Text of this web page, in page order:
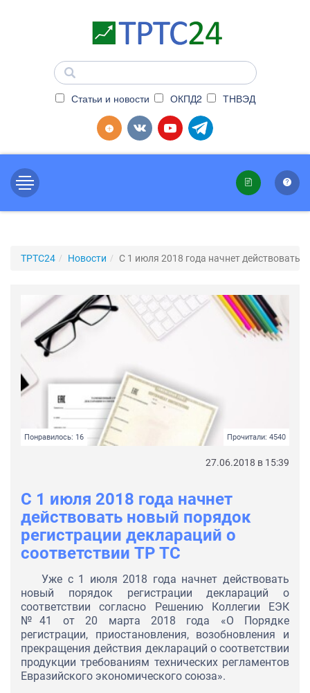
Статьи и новости ОКПД2 ТНВЭД
ТРТС24 Новости C 1 июля 2018 года начнет действовать
Понравилось: 16 Прочитали: 4540
27.06.2018 в 15:39
C 1 июля 2018 года начнет
действовать новый порядок
регистрации деклараций о
соответствии ТР ТС
Уже с 1 июля 2018 года начнет действовать
новый порядок регистрации деклараций о
соответствии согласно Решению Коллегии ЕЭК
№41 от 20 марта 2018 года «О Порядке
регистрации, приостановления, возобновления и
прекращения действия деклараций о соответствии
продукции требованиям технических регламентов
Евразийского экономического союза».